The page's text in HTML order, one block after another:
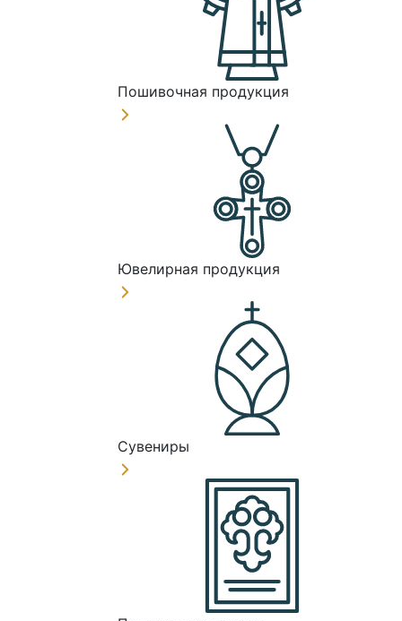
Пошивочная продукция
Ювелирная продукция
Сувениры